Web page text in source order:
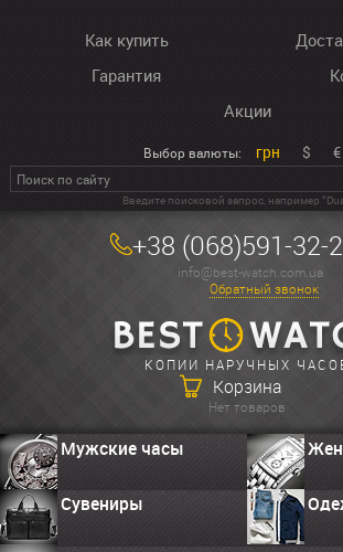
Как купить
Гарантия
Акции
Выбор валюты: грн $ €
Введите поисковой запрос, например
+38 (068)591-32-
info@best-watch.com.ua
Обратный звонок
КОПИИ НАРУЧНЫХ
Корзина
Нет товаров
Мужские часы
Сувениры